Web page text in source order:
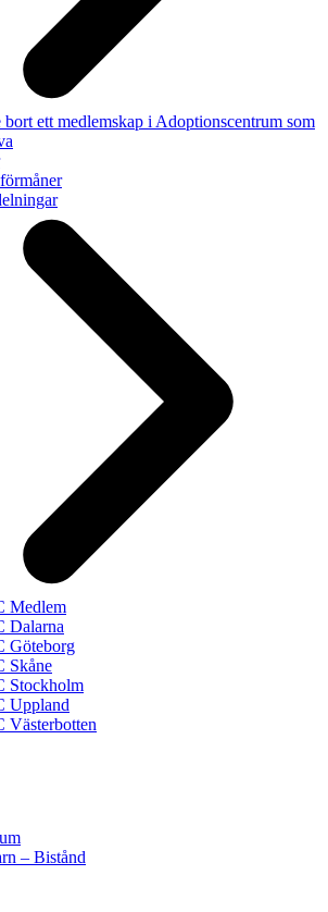
bort ett medlemskap i Adoptionscentrum som
Medlem
Dalarna
Göteborg
Skåne
Stockholm
Uppland
Västerbotten
– Bistånd